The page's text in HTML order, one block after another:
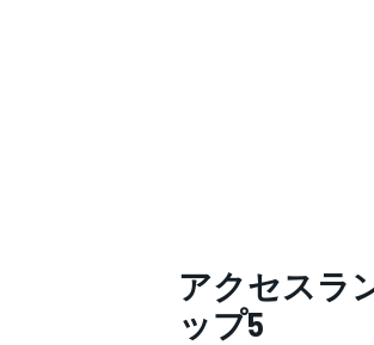
アクセスラ
ップ5